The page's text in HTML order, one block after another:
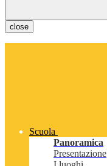
close
Scuola
Panoramica
Presentazione